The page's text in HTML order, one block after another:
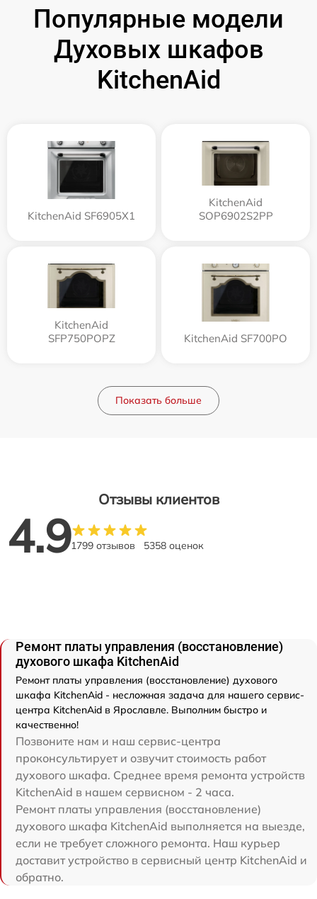
Популярные модели
Духовых шкафов
KitchenAid
KitchenAid SF6905X1
KitchenAid
SOP6902S2PP
KitchenAid
SFP750POPZ
KitchenAid SF700PO
Показать больше
Отзывы клиентов
4.91799 отзывов 5358 оценок
Ремонт платы управления (восстановление)
духового шкафа KitchenAid
Ремонт платы управления (восстановление) духового
шкафа KitchenAid - несложная задача для нашего сервис-
центра KitchenAid в Ярославле. Выполним быстро и
качественно!
Позвоните нам и наш сервис-центра
проконсультирует и озвучит стоимость работ
духового шкафа. Среднее время ремонта устройств
KitchenAid в нашем сервисном - 2 часа.
Ремонт платы управления (восстановление)
духового шкафа KitchenAid выполняется на выезде,
если не требует сложного ремонта. Наш курьер
доставит устройство в сервисный центр KitchenAid и
обратно.